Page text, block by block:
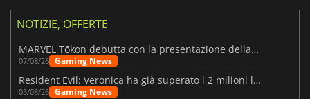
NOTIZIE, OFFERTE
MARVEL Tōkon debutta con la presentazione della roadmap per il primo anno
07/08/26 Gaming News
Resident Evil: Veronica ha già superato i 2 milioni liste dei desideri
05/08/26 Gaming News